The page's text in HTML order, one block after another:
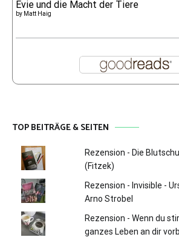
Evie und die Macht der Tiere
by Matt Haig
TOP BEITRÄGE & SEITEN
Rezension - Die
(Fitzek)
Rezension - Invisible -
Arno Strobel
Rezension - Wenn du
ganzes Leben an dir